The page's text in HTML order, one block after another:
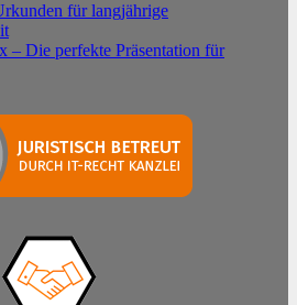
für langjährige
– Die perfekte Präsentation für